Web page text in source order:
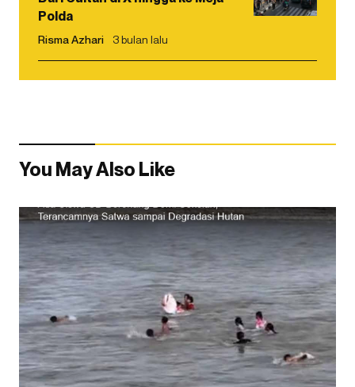
Polda
Risma Azhari 3 bulan lalu
You May Also Like